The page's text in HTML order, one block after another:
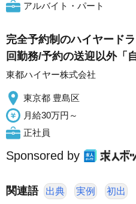
アルバイト・パート
完全予約制のハイヤード
回勤務/予約の送迎以外「
東都ハイヤー株式会社
東京都 豊島区
月給30万円～
正社員
Sponsored by
関連語 出典 実例 初出